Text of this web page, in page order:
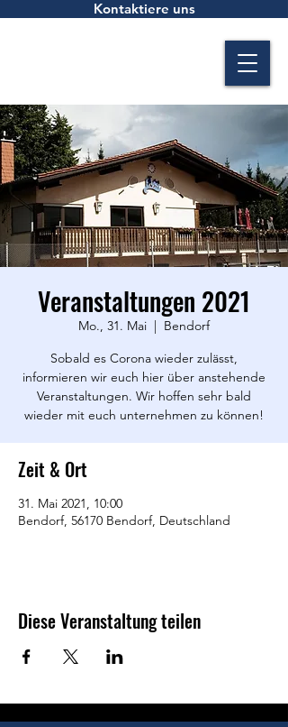
Kontaktiere uns
Veranstaltungen 2021
Mo., 31. Mai
  |
Bendorf
Sobald es Corona wieder zulässt,
informieren wir euch hier über anstehende
Veranstaltungen. Wir hoffen sehr bald
wieder mit euch unternehmen zu können!
Zeit & Ort
31. Mai 2021, 10:00
Bendorf, 56170 Bendorf, Deutschland
Diese Veranstaltung teilen